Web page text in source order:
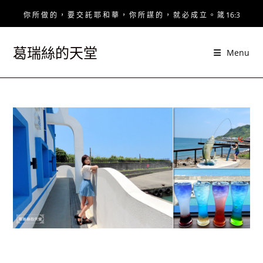
你 所 做 的 ， 要 交 託 耶 和 華 ， 你 所 謀 的 ， 就 必 成 立 。 箴 16:3
葛瑞絲的天堂 Menu